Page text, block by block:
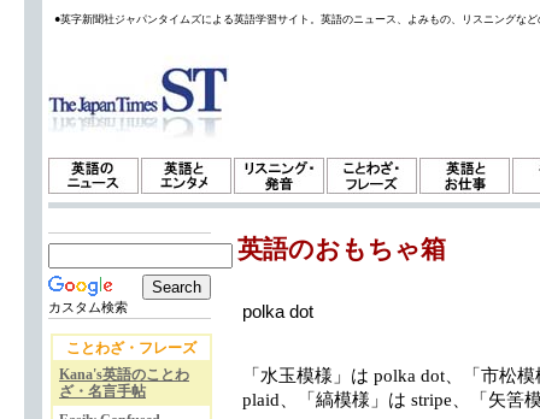
●英字新聞社ジャパンタイムズによる英語学習サイト。英語のニュース、よみもの、リスニングな
カスタム検索
ことわざ・フレーズ
Kana's英語のことわ
ざ・名言手帖
英語のおもちゃ箱
polka dot
「水玉模様」は polka dot、「市松
plaid、「縞模様」は stripe、「矢筈